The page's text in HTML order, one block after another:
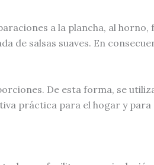
a la plancha, al
de salsas suaves. En
De esta forma, se
práctica para el hogar y